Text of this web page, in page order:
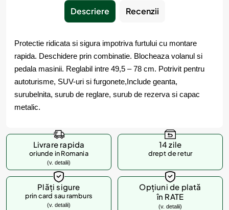
Descriere Recenzii
Protectie ridicata si sigura impotriva furtului cu montare
rapida. Deschidere prin combinatie. Blocheaza volanul si
pedala masinii. Reglabil intre 49,5 – 78 cm. Potrivit pentru
autoturisme, SUV-uri si furgonete,Include geanta,
surubelnita, surub de reglare, surub de rezerva si capac
metalic.
Livrare rapida
oriunde in Romania
(v. detalii)
14 zile
drept de retur
Plăți sigure
prin card sau ramburs
(v. detalii)
Opțiuni de plată
în RATE
(v. detalii)